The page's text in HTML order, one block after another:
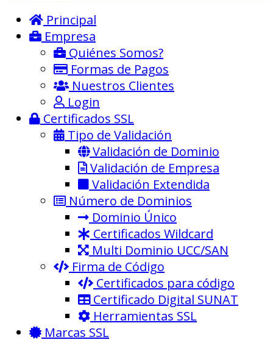
Principal
Empresa
Quiénes Somos?
Formas de Pagos
Nuestros Clientes
Login
Certificados SSL
Tipo de Validación
Validación de Dominio
Validación de Empresa
Validación Extendida
Número de Dominios
Dominio Único
Certificados Wildcard
Multi Dominio UCC/SAN
Firma de Código
Certificados para código
Certificado Digital SUNAT
Herramientas SSL
Marcas SSL